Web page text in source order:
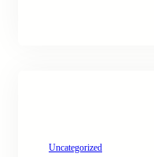
Uncategorized